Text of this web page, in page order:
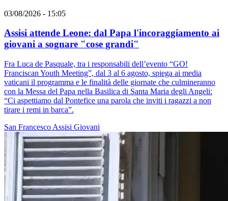
03/08/2026 - 15:05
Assisi attende Leone: dal Papa l'incoraggiamento ai
giovani a sognare "cose grandi"
Fra Luca de Pasquale, tra i responsabili dell’evento “GO!
Franciscan Youth Meeting”, dal 3 al 6 agosto, spiega ai media
vaticani il programma e le finalità delle giornate che culmineranno
con la Messa del Papa nella Basilica di Santa Maria degli Angeli:
“Ci aspettiamo dal Pontefice una parola che inviti i ragazzi a non
tirare i remi in barca”.
San Francesco Assisi Giovani